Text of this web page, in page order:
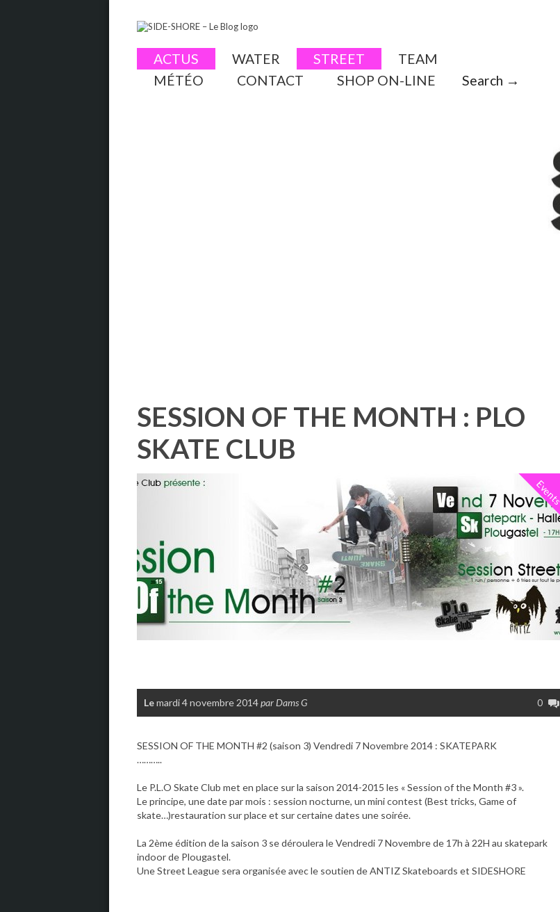
ACTUS WATER STREET
TEAM
MÉTÉO
CONTACT SHOP ON-LINE Search →
SESSION OF THE MONTH : PLO
SKATE CLUB
Events
Lemardi 4 novembre 2014par Dams G 0
SESSION OF THE MONTH #2 (saison 3) Vendredi 7 Novembre 2014 : SKATEPARK
………..
Le P.L.O Skate Club met en place sur la saison 2014-2015 les « Session of the Month #3 ».
Le principe, une date par mois : session nocturne, un mini contest (Best tricks, Game of
skate…)restauration sur place et sur certaine dates une soirée.
La 2ème édition de la saison 3 se déroulera le Vendredi 7 Novembre de 17h à 22H au skatepark
indoor de Plougastel.
Une Street League sera organisée avec le soutien de ANTIZ Skateboards et SIDESHORE